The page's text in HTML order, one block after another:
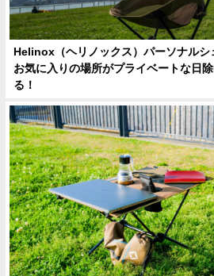
Helinox（ヘリノックス）パーソナルシ
お気に入りの場所がプライベートな日
る！